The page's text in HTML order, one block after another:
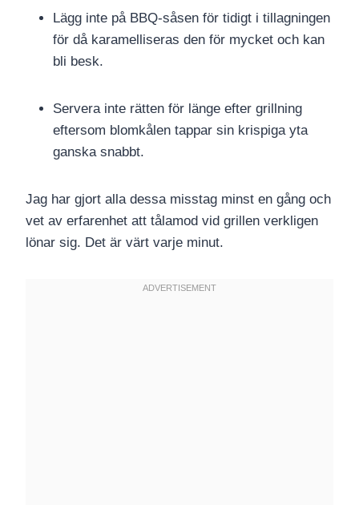
Lägg inte på BBQ-såsen för tidigt i tillagningen
för då karamelliseras den för mycket och kan
bli besk.
Servera inte rätten för länge efter grillning
eftersom blomkålen tappar sin krispiga yta
ganska snabbt.
Jag har gjort alla dessa misstag minst en gång och
vet av erfarenhet att tålamod vid grillen verkligen
lönar sig. Det är värt varje minut.